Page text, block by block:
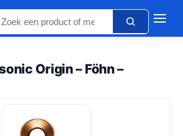
Origin – Föhn –